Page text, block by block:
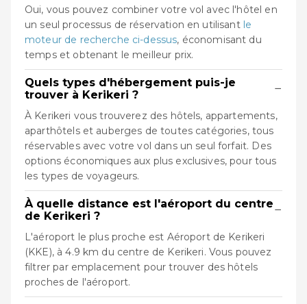
Oui, vous pouvez combiner votre vol avec l'hôtel en
un seul processus de réservation en utilisant le
moteur de recherche ci-dessus, économisant du
temps et obtenant le meilleur prix.
Quels types d'hébergement puis-je
trouver à Kerikeri ?
−
À Kerikeri vous trouverez des hôtels, appartements,
aparthôtels et auberges de toutes catégories, tous
réservables avec votre vol dans un seul forfait. Des
options économiques aux plus exclusives, pour tous
les types de voyageurs.
À quelle distance est l'aéroport du centre
de Kerikeri ?
−
L'aéroport le plus proche est Aéroport de Kerikeri
(KKE), à 4.9 km du centre de Kerikeri. Vous pouvez
filtrer par emplacement pour trouver des hôtels
proches de l'aéroport.